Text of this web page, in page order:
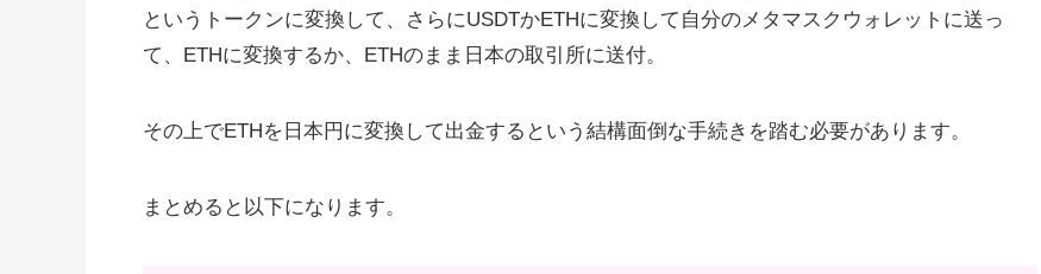
というトークンに変換して、さらにUSDTかETHに変換して自分のメタマスクウォレットに送っ
て、ETHに変換するか、ETHのまま日本の取引所に送付。
その上でETHを日本円に変換して出金するという結構面倒な手続きを踏む必要があります。
まとめると以下になります。